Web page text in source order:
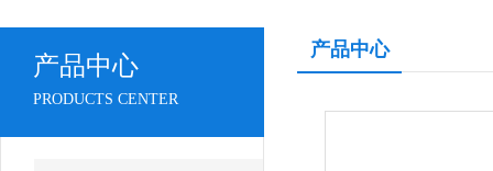
产品中心
PRODUCTS CENTER
产品中心